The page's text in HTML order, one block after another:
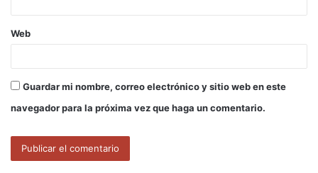
Web
Guardar mi nombre, correo electrónico y sitio web en este
navegador para la próxima vez que haga un comentario.